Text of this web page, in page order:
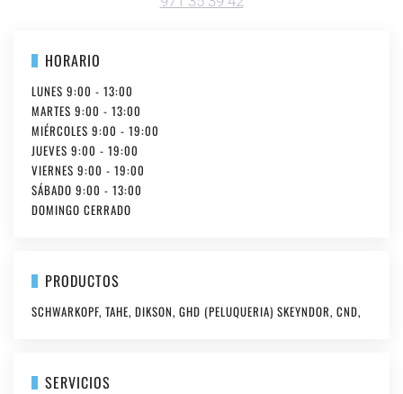
HORARIO
LUNES 9:00 - 13:00
MARTES 9:00 - 13:00
MIÉRCOLES 9:00 - 19:00
JUEVES 9:00 - 19:00
VIERNES 9:00 - 19:00
SÁBADO 9:00 - 13:00
DOMINGO CERRADO
PRODUCTOS
SCHWARKOPF, TAHE, DIKSON, GHD (PELUQUERIA) SKEYNDOR, CND,
SERVICIOS